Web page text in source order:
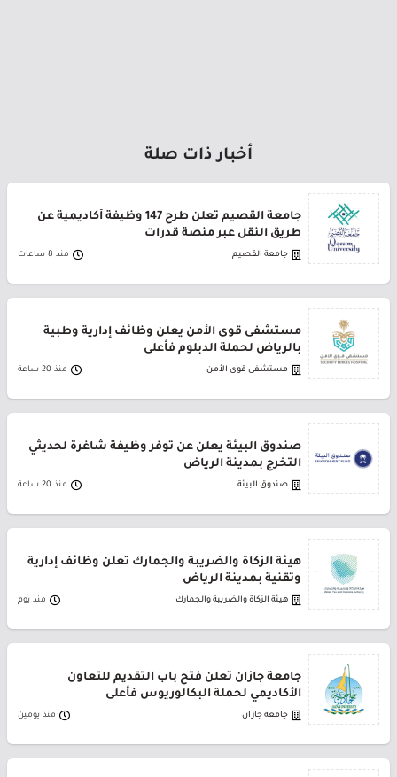
أخبار ذات صلة
جامعة القصيم تعلن طرح 147 وظيفة أكاديمية عن
طريق النقل عبر منصة قدرات
جامعة القصيم منذ 8 ساعات
مستشفى قوى الأمن يعلن وظائف إدارية وطبية
بالرياض لحملة الدبلوم فأعلى
مستشفى قوى الأمن منذ 20 ساعة
صندوق البيئة يعلن عن توفر وظيفة شاغرة لحديثي
التخرج بمدينة الرياض
صندوق البيئة منذ 20 ساعة
هيئة الزكاة والضريبة والجمارك تعلن وظائف إدارية
وتقنية بمدينة الرياض
هيئة الزكاة والضريبة والجمارك منذ يوم
جامعة جازان تعلن فتح باب التقديم للتعاون
الأكاديمي لحملة البكالوريوس فأعلى
جامعة جازان منذ يومين